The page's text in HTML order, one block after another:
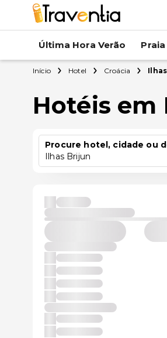
Última Hora Verão Praia
Início Hotel Croácia
Hotéis em
Procure hotel, cidade ou
Ilhas Brijun